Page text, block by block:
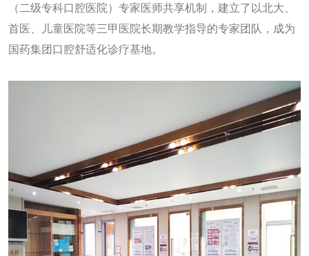
（二级专科口腔医院）专家医师共享机制，建立了以北大、
首医、儿童医院等三甲医院长期教学指导的专家团队，成为
国药集团口腔舒适化诊疗基地。